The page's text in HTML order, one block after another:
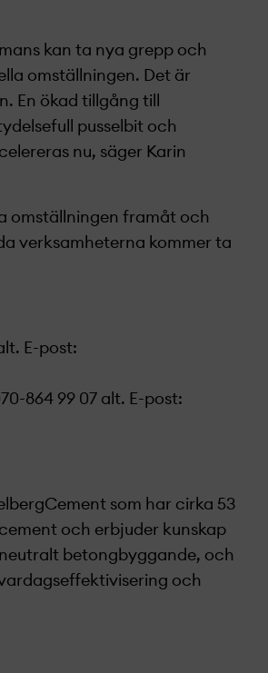
kan ta nya grepp och
omställningen. Det är
En ökad tillgång till
pusselbit och
nu, säger Karin
omställningen framåt och
verksamheterna kommer ta
E-post:
864 99 07 alt. E-post:
som har cirka 53
och erbjuder kunskap
betongbyggande, och
och